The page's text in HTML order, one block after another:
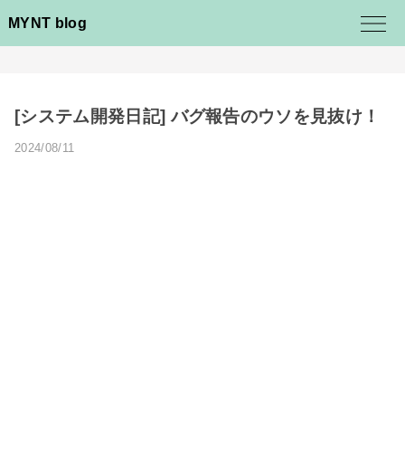
MYNT blog
[システム開発日記] バグ報告のウソを見抜け！
2024/08/11